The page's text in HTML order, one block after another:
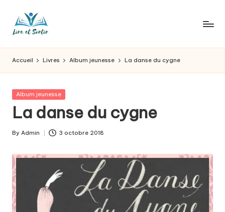
L
ir
e
e
t
s
o
r
t
ir
pour
les
goûts,
des
pour
les
jours.
Accueil Livres Album jeunesse La danse du cygne
Posted
Album jeunesse
La danse du cygne
Posted
By Admin 3 octobre 2018